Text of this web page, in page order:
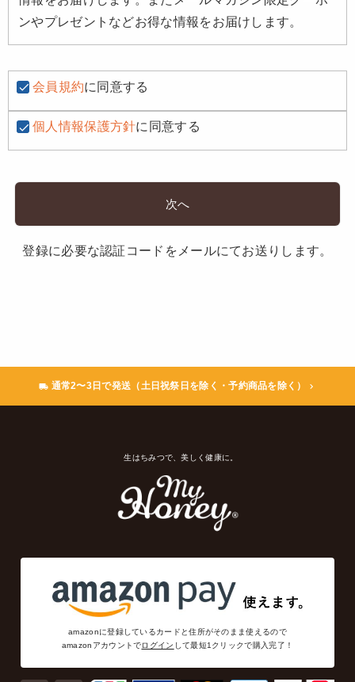
ンやプレゼントなどお得な情報をお届けします。
会員規約に同意する
個人情報保護方針に同意する
次へ
登録に必要な認証コードをメールにてお送りします。
通常2〜3日で発送（土日祝祭日を除く・予約商品を除く）
生はちみつで、美しく健康に。
amazonに登録しているカードと住所がそのまま使えるので
amazonアカウントでログイン して最短1クリックで購入完了！